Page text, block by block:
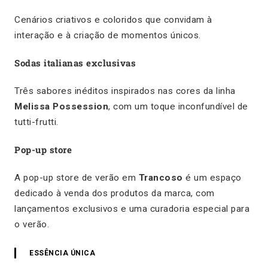
Cenários criativos e coloridos que convidam à
interação e à criação de momentos únicos.
Sodas italianas exclusivas
Três sabores inéditos inspirados nas cores da linha
Melissa Possession, com um toque inconfundível de
tutti-frutti.
Pop-up store
A pop-up store de verão em Trancoso é um espaço
dedicado à venda dos produtos da marca, com
lançamentos exclusivos e uma curadoria especial para
o verão.
ESSÊNCIA ÚNICA